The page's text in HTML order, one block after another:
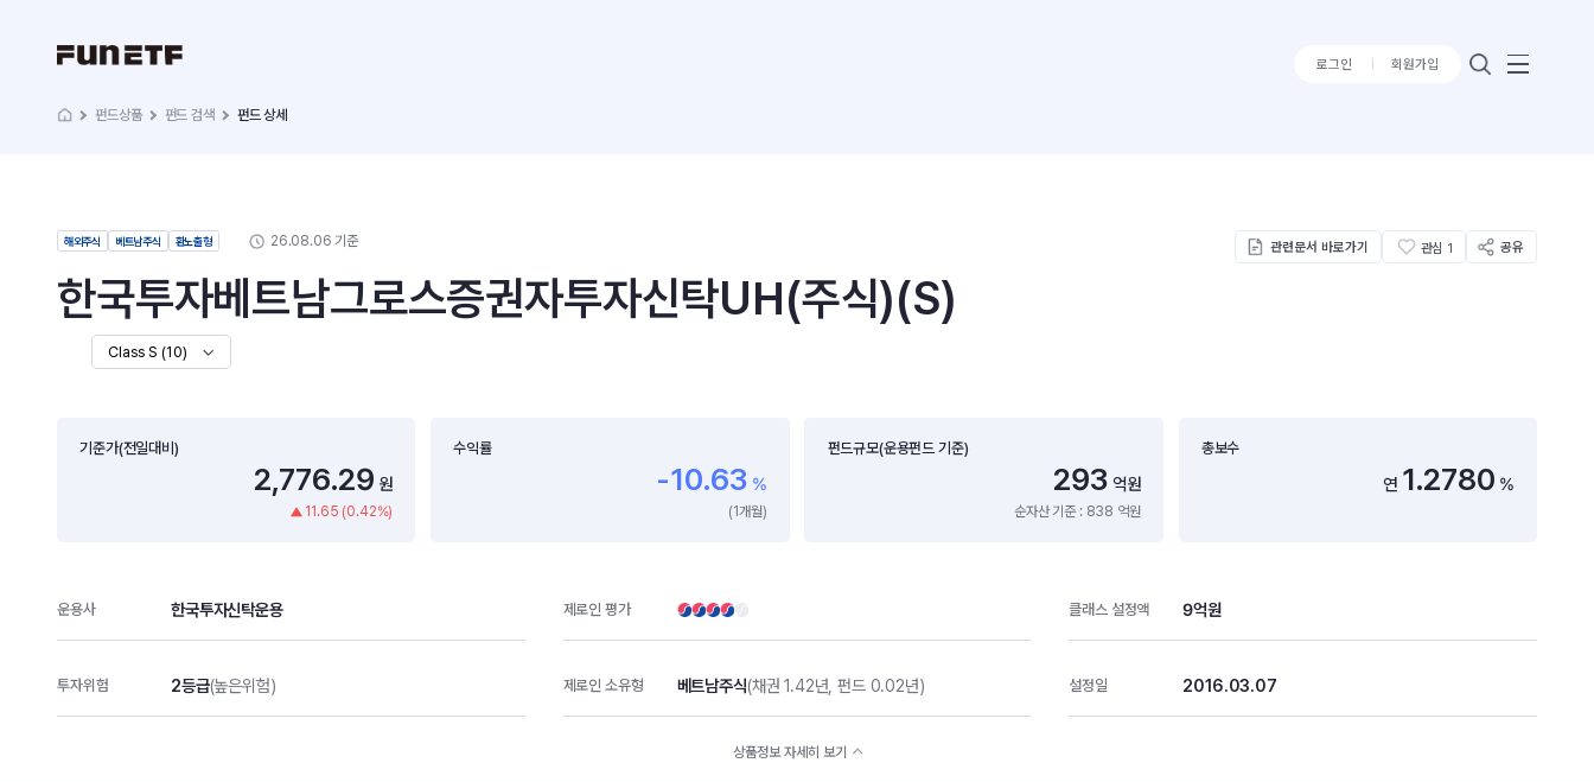
로그인 회원가입
펀드상품 펀드 검색 펀드 상세
해외주식 베트남주식 환노출형 26.08.06 기준 관련문서 바로가기 관심 1 공유
한국투자베트남그로스증권자투자신탁UH(주식)(S)
Class S (10)
기준가(전일대비)
2,776.29 원
11.65 (0.42%)
수익률
-10.63 %
(1개월)
펀드규모(운용펀드 기준)
293 억원
순자산 기준 : 838 억원
총보수
연 1.2780 %
운용사 한국투자신탁운용 제로인 평가 클래스 설정액 9억원
투자위험 2등급(높은위험) 제로인 소유형 베트남주식(채권 1.42년, 펀드 0.02년) 설정일 2016.03.07
상품정보 자세히 보기